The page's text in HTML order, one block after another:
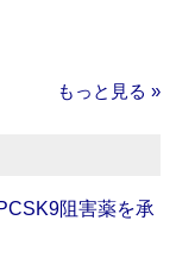
もっと見る »
阻害薬を承